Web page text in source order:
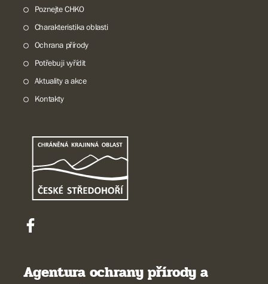
Poznejte CHKO
Charakteristika oblasti
Ochrana přírody
Potřebuji vyřídit
Aktuality a akce
Kontakty
Agentura ochrany přírody a